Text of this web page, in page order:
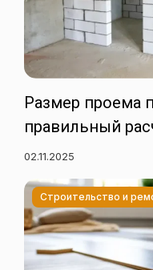
Размер проема
правильный
02.11.2025
Строительство и